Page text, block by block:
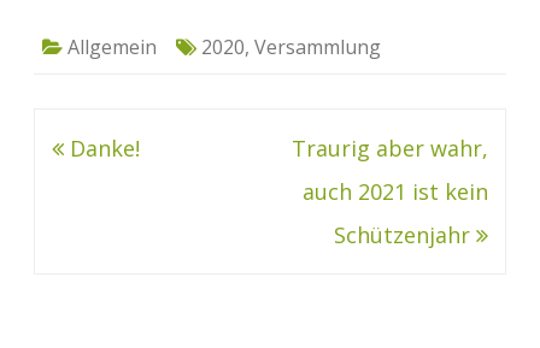
Allgemein 2020, Versammlung
Beitragsnavigation
Danke!
Traurig aber wahr,
auch 2021 ist kein
Schützenjahr